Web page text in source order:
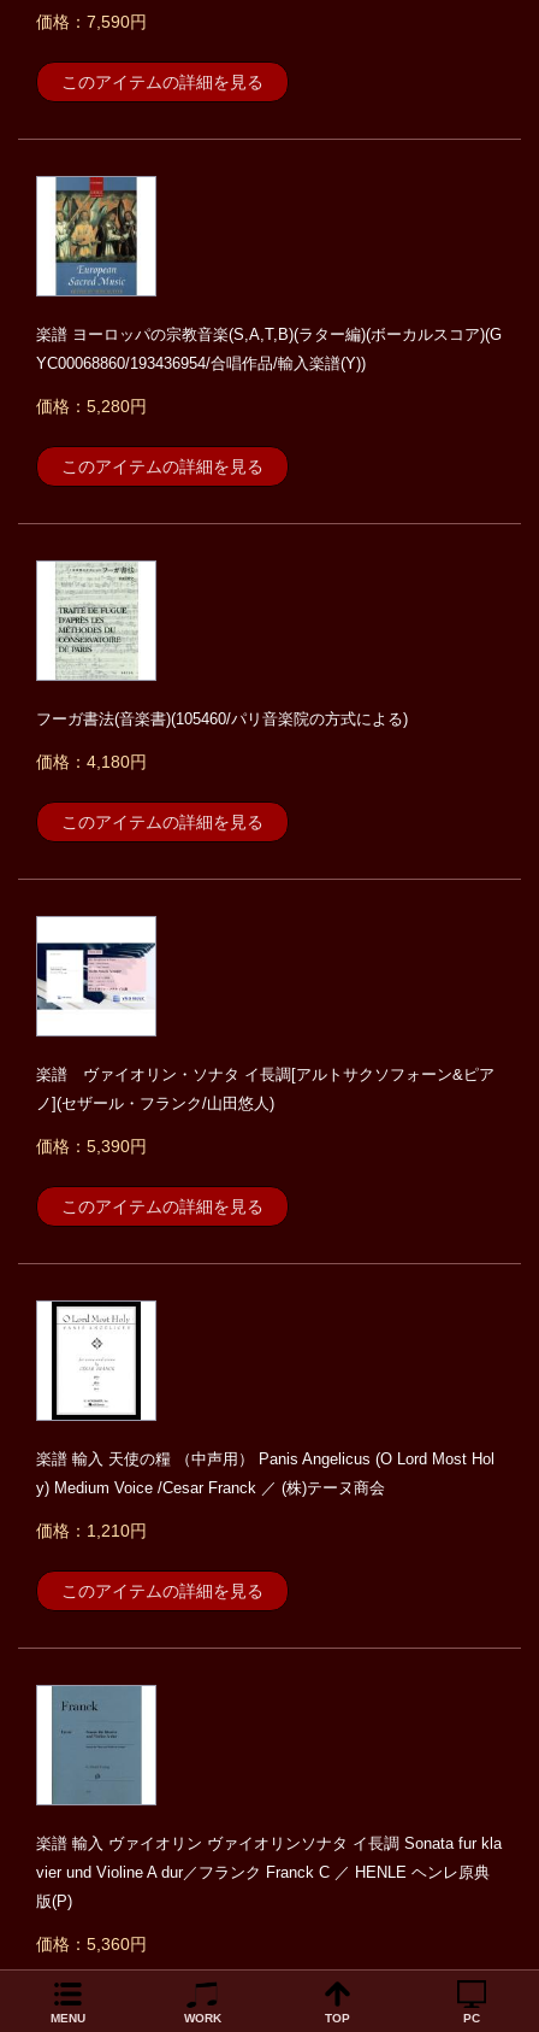
価格：7,590円
このアイテムの詳細を見る
楽譜 ヨーロッパの宗教音楽(S,A,T,B)(ラター編)(ボーカルスコア)(G
YC00068860/193436954/合唱作品/輸入楽譜(Y))
価格：5,280円
このアイテムの詳細を見る
フーガ書法(音楽書)(105460/パリ音楽院の方式による)
価格：4,180円
このアイテムの詳細を見る
楽譜 ヴァイオリン・ソナタ イ長調[アルトサクソフォーン&ピア
ノ](セザール・フランク/山田悠人)
価格：5,390円
このアイテムの詳細を見る
楽譜 輸入 天使の糧 （中声用） Panis Angelicus (O Lord Most Hol
y) Medium Voice /Cesar Franck ／ (株)テーヌ商会
価格：1,210円
このアイテムの詳細を見る
楽譜 輸入 ヴァイオリン ヴァイオリンソナタ イ長調 Sonata fur kla
vier und Violine A dur／フランク Franck C ／ HENLE ヘンレ原典
版(P)
価格：5,360円
このアイテムの詳細を見る
MENU WORK TOP PC